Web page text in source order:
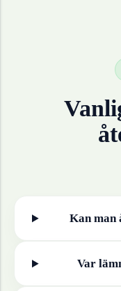
Kan man
Var